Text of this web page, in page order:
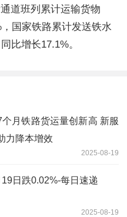
道班列累计运输货物
国家铁路累计发送铁水
比增长17.1%。
月铁路货运量创新高 新服
力降本增效
2025-08-19
19日跌0.02%-每日速递
2025-08-19